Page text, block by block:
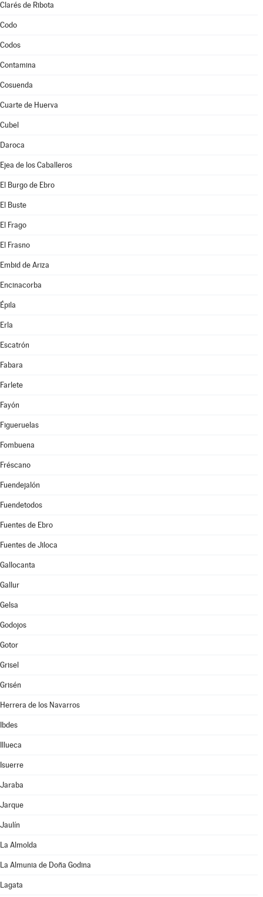
Clarés de Ribota
Codo
Codos
Contamina
Cosuenda
Cuarte de Huerva
Cubel
Daroca
Ejea de los Caballeros
El Burgo de Ebro
El Buste
El Frago
El Frasno
Embid de Ariza
Encinacorba
Épila
Erla
Escatrón
Fabara
Farlete
Fayón
Figueruelas
Fombuena
Fréscano
Fuendejalón
Fuendetodos
Fuentes de Ebro
Fuentes de Jiloca
Gallocanta
Gallur
Gelsa
Godojos
Gotor
Grisel
Grisén
Herrera de los Navarros
Ibdes
Illueca
Isuerre
Jaraba
Jarque
Jaulín
La Almolda
La Almunia de Doña Godina
Lagata